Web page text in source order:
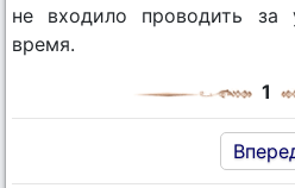
не входило проводить за
время.
1